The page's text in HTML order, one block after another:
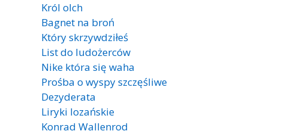
Król olch
Bagnet na broń
Który skrzywdziłeś
List do ludożerców
Nike która się waha
Prośba o wyspy szczęśliwe
Dezyderata
Liryki lozańskie
Konrad Wallenrod